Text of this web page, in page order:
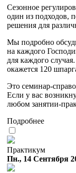
Сезонное
один из подходов,
решения для
Мы подробно
на каждого
для каждого
окажется 120
Это семинар-
Если у вас
любом занятии-
Подробнее
Практикум
Пн., 14 Сентября